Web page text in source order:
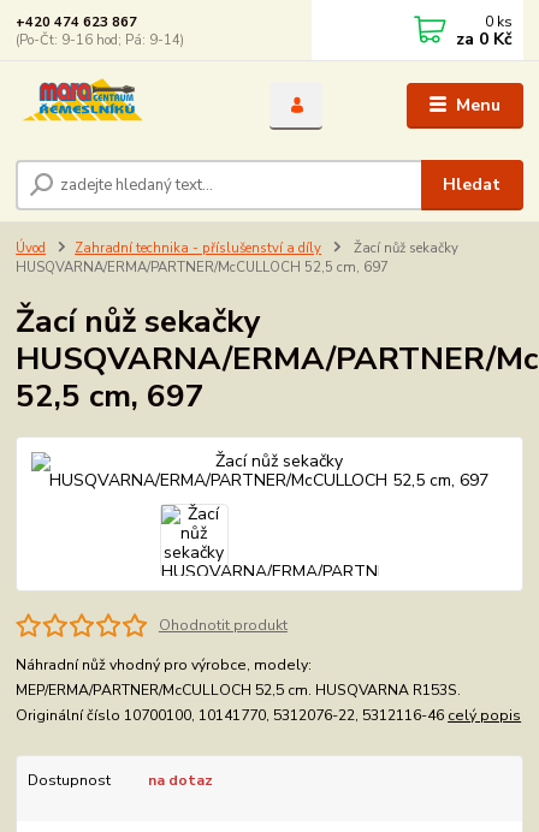
Menu
Hledat
+420 474 623 867
(Po-Čt: 9-16 hod; Pá: 9-14)
0 ks
za 0 Kč
Úvod Zahradní technika - příslušenství a díly
Žací nůž sekačky
HUSQVARNA/ERMA/PARTNER/McCULLOCH 52,5 cm, 697
Žací nůž sekačky
HUSQVARNA/ERMA/PARTNER/
52,5 cm, 697
Ohodnotit produkt
Náhradní nůž vhodný pro výrobce, modely:
MEP/ERMA/PARTNER/McCULLOCH 52,5 cm. HUSQVARNA R153S.
Originální číslo 10700100, 10141770, 5312076-22, 5312116-46 celý popis
Dostupnost na dotaz